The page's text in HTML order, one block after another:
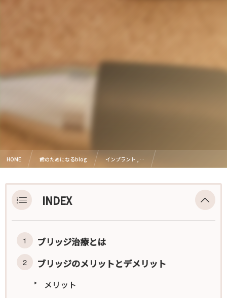
HOME 歯のためになるblog インプラント , …
INDEX
ブリッジ治療とは
ブリッジのメリットとデメリット
メリット